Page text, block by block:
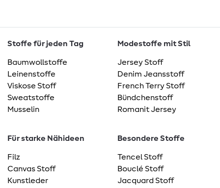
Stoffe für jeden Tag
Baumwollstoffe
Leinenstoffe
Viskose Stoff
Sweatstoffe
Musselin
Modestoffe mit Stil
Jersey Stoff
Denim Jeansstoff
French Terry Stoff
Bündchenstoff
Romanit Jersey
Für starke Nähideen
Filz
Canvas Stoff
Kunstleder
Besondere Stoffe
Tencel Stoff
Bouclé Stoff
Jacquard Stoff